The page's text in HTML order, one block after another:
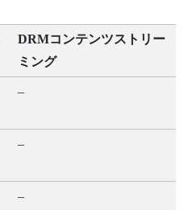
DRMコンテンツストリー
ミング
–
–
–